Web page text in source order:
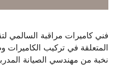
فني كاميرات مراقبة السالمي
المتعلقة في تركيب الكاميرات
نخبة من مهندسي الصيانة